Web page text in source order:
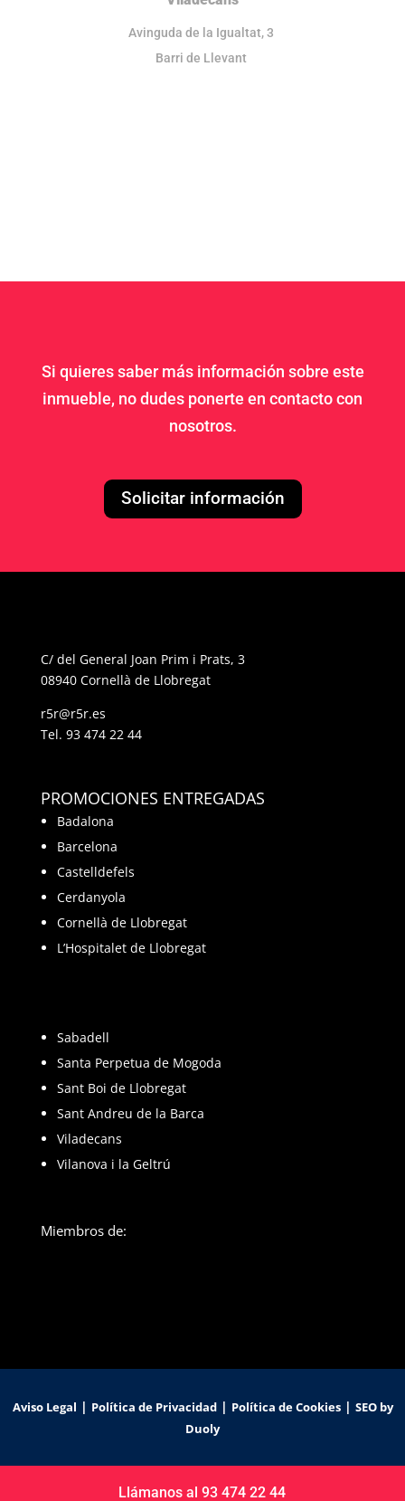
Avinguda de la Igualtat, 3
Barri de Llevant
Si quieres saber más información sobre este
inmueble, no dudes ponerte en contacto con
nosotros.
Solicitar información
C/ del General Joan Prim i Prats, 3
08940 Cornellà de Llobregat
r5r@r5r.es
Tel. 93 474 22 44
PROMOCIONES ENTREGADAS
Badalona
Barcelona
Castelldefels
Cerdanyola
Cornellà de Llobregat
L’Hospitalet de Llobregat
Sabadell
Santa Perpetua de Mogoda
Sant Boi de Llobregat
Sant Andreu de la Barca
Viladecans
Vilanova i la Geltrú
Miembros de:
Aviso Legal | Política de Privacidad| Política de Cookies| SEO by
Duoly
Llámanos al 93 474 22 44